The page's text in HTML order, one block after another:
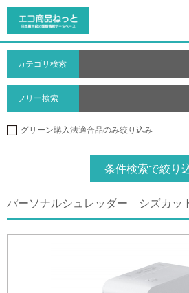
カテゴリ検索
フリー検索
グリーン購入法適合品のみ絞り込み
条件検索で絞り
パーソナルシュレッダー シズカ